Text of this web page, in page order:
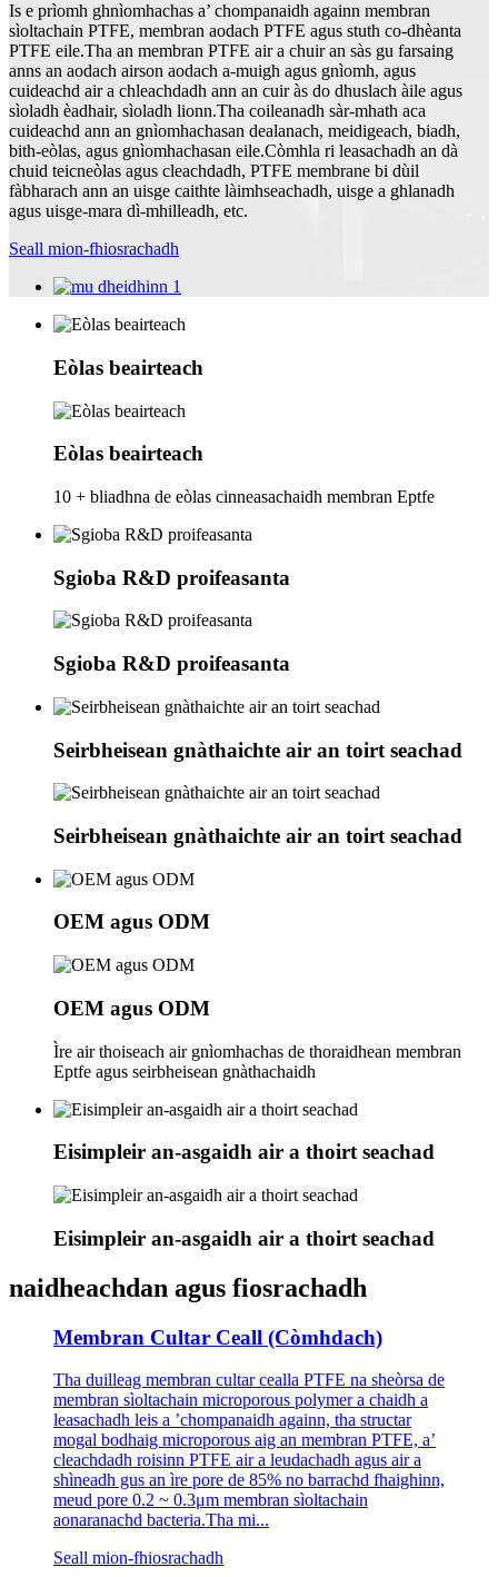
Is e prìomh ghnìomhachas a’ chompanaidh againn membran
sìoltachain PTFE, membran aodach PTFE agus stuth co-dhèanta
PTFE eile.Tha an membran PTFE air a chuir an sàs gu farsaing
anns an aodach airson aodach a-muigh agus gnìomh, agus
cuideachd air a chleachdadh ann an cuir às do dhuslach àile agus
sìoladh èadhair, sìoladh lionn.Tha coileanadh sàr-mhath aca
cuideachd ann an gnìomhachasan dealanach, meidigeach, biadh,
bith-eòlas, agus gnìomhachasan eile.Còmhla ri leasachadh an dà
chuid teicneòlas agus cleachdadh, PTFE membrane bi dùil
fàbharach ann an uisge caithte làimhseachadh, uisge a ghlanadh
agus uisge-mara dì-mhilleadh, etc.
Seall mion-fhiosrachadh
Eòlas beairteach
Eòlas beairteach
10 + bliadhna de eòlas cinneasachaidh membran Eptfe
Sgioba R&D proifeasanta
Sgioba R&D proifeasanta
Seirbheisean gnàthaichte air an toirt seachad
Seirbheisean gnàthaichte air an toirt seachad
OEM agus ODM
OEM agus ODM
Ìre air thoiseach air gnìomhachas de thoraidhean membran
Eptfe agus seirbheisean gnàthachaidh
Eisimpleir an-asgaidh air a thoirt seachad
Eisimpleir an-asgaidh air a thoirt seachad
naidheachdan agus fiosrachadh
Membran Cultar Ceall (Còmhdach)
Tha duilleag membran cultar cealla PTFE na sheòrsa de
membran sìoltachain microporous polymer a chaidh a
leasachadh leis a ’chompanaidh againn, tha structar
mogal bodhaig microporous aig an membran PTFE, a’
cleachdadh roisinn PTFE air a leudachadh agus air a
shìneadh gus an ìre pore de 85% no barrachd fhaighinn,
meud pore 0.2 ~ 0.3μm membran sìoltachain
aonaranachd bacteria.Tha mi...
Seall mion-fhiosrachadh